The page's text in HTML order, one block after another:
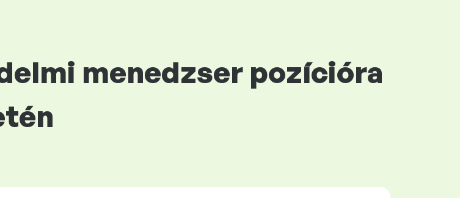
menedzser pozícióra